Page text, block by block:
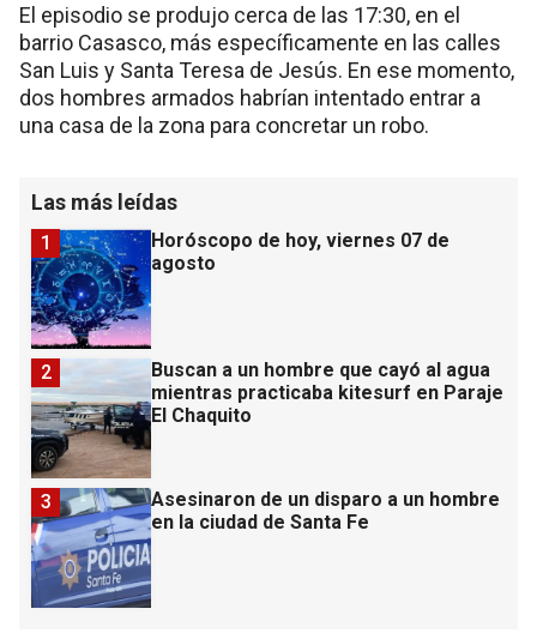
El episodio se produjo cerca de las 17:30, en el
barrio Casasco, más específicamente en las calles
San Luis y Santa Teresa de Jesús. En ese momento,
dos hombres armados habrían intentado entrar a
una casa de la zona para concretar un robo.
Las más leídas
Horóscopo de hoy, viernes 07 de
agosto
1
Buscan a un hombre que cayó al agua
mientras practicaba kitesurf en Paraje
El Chaquito
2
Asesinaron de un disparo a un hombre
en la ciudad de Santa Fe
3